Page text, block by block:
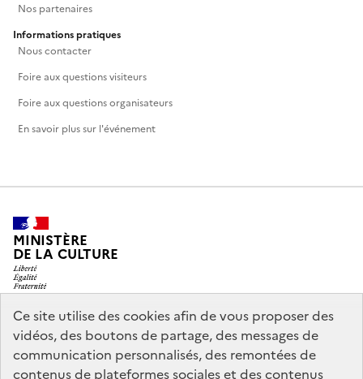
Ce site utilise des cookies afin de vous proposer des
vidéos, des boutons de partage, des messages de
communication personnalisés, des remontées de
contenus de plateformes sociales et des contenus
Nos partenaires
Informations pratiques
Nous contacter
Foire aux questions visiteurs
Foire aux questions organisateurs
En savoir plus sur l'événement
MINISTÈRE
DE LA CULTURE
legifrance.gouv.fr
info.gouv.fr
service-public.gouv.fr
data.gouv.fr